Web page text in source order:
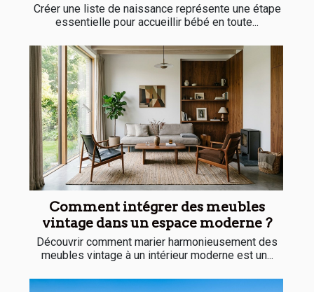
Créer une liste de naissance représente une étape
essentielle pour accueillir bébé en toute...
Comment intégrer des meubles
vintage dans un espace moderne ?
Découvrir comment marier harmonieusement des
meubles vintage à un intérieur moderne est un...